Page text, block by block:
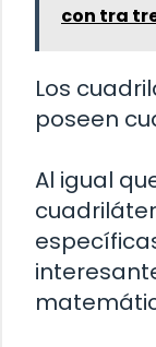
con tra
Los
poseen
Al igual